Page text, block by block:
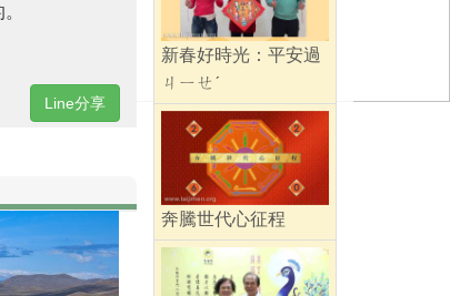
Line分享
新春好時光：平安過
ㄐㄧㄝˊ
奔騰世代心征程